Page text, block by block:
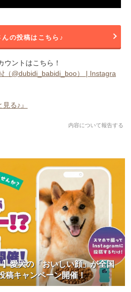
んの投稿はこちら♪
ントはこちら！
（@dubidi_babidi_boo） | Instagra
見る♪』
内容について報告する
愛犬の「おいしい顔」が全国
稿キャンペーン開催！